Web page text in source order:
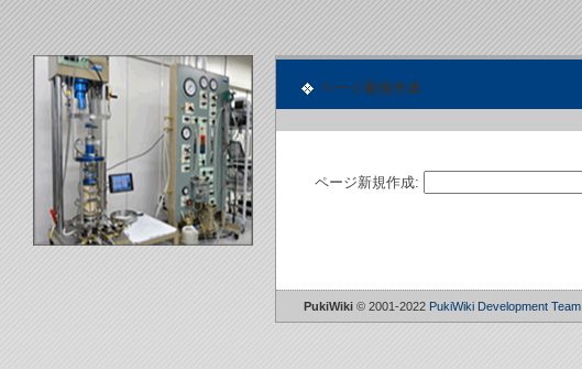
ページ新規作成
ページ新規作成:
PukiWiki © 2001-2022 PukiWiki Development Team